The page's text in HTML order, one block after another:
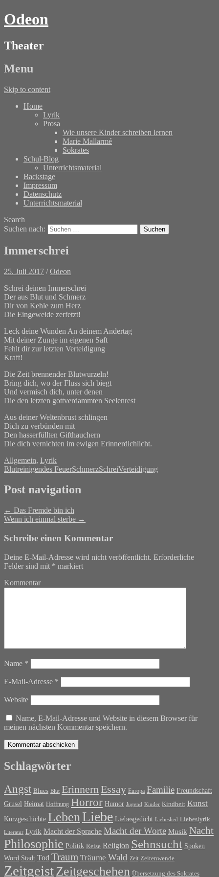
Odeon
Theater
Menu
Skip to content
Home
Lyrik
Prosa
Wie unsere Kinder schreiben lernen
Marie Mallarmé
Sokrates
Schul-Blog
Unterrichtsmaterial
Backstage
Impressum
Datenschutz
Unterrichtsmaterial
Search
Suchen nach:
Immerschrei
25. Juli 2017 /Odeon
Schrei deinen Immerschrei
Der aus Blut und Schmerz
Dir von Kehle zum Herz
Die Eingeweide zerfetzt!
Leck deine Wunden An deinem Andertag
Mit deiner Zunge im eigenen Saft
Fehlt dir zur letzten Verteidigung
Kraft!
Die Zeit brennender Blutwurzeln!
Bring dich, wo der Fluss sich biegt
Und vermisch dich, unter denen
Die den letzten gottverdammten Seelenrest
Aus deiner Weltenbrust schlingen
Dich zu verbünden mit
Den hasserfüllten Gifthauchern
Die dich vernichten im ewigen Erinnerdichlicht.
Allgemein, Lyrik
Blutreinigendes FeuerSchmerzSchreiVerteidigung
Post navigation
← Das Fremde bin ich
Wenn ich einmal sterbe →
Schreibe einen Kommentar
Deine E-Mail-Adresse wird nicht veröffentlicht. Erforderliche
Felder sind mit * markiert
Kommentar
Name *
E-Mail-Adresse *
Website
Name, E-Mail-Adresse und Website in diesem Browser für
meinen nächsten Kommentar speichern.
Schlagwörter
Angst Blues Blut Erinnern Essay Europa Familie Freundschaft
Grusel Heimat Hoffnung Horror Humor Jugend Kinder Kindheit Kunst
Kurzgeschichte Leben Liebe Liebesgedicht Liebeslied Liebeslyrik
Literatur Lyrik Macht der Sprache Macht der Worte Musik Nacht
Philosophie Politik Reise Religion Sehnsucht Spoken
Word Stadt Tod Traum Träume Wald Zeit Zeitenwende
ZeitgeistZeitgeschehen Übersetzung des Sokrates